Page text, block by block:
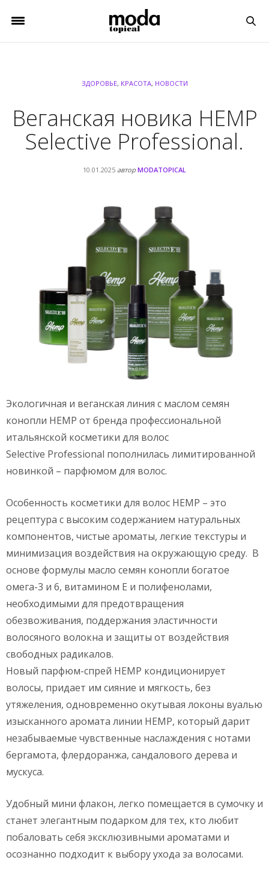
ЗДОРОВЬЕ, КРАСОТА, НОВОСТИ
Веганская новика HEMP
Selective Professional.
10.01.2025 автор MODATOPICAL
Экологичная и веганская линия с маслом семян
конопли HEMP от бренда профессиональной
итальянской косметики для волос
Selective Professional пополнилась лимитированной
новинкой – парфюмом для волос.
Особенность косметики для волос HEMP – это
рецептура с высоким содержанием натуральных
компонентов, чистые ароматы, легкие текстуры и
минимизация воздействия на окружающую среду. В
основе формулы масло семян конопли богатое
омега-3 и 6, витамином Е и полифенолами,
необходимыми для предотвращения
обезвоживания, поддержания эластичности
волосяного волокна и защиты от воздействия
свободных радикалов.
Новый парфюм-спрей HEMP кондиционирует
волосы, придает им сияние и мягкость, без
утяжеления, одновременно окутывая локоны вуалью
изысканного аромата линии HEMP, который дарит
незабываемые чувственные наслаждения с нотами
бергамота, флердоранжа, сандалового дерева и
мускуса.
Удобный мини флакон, легко помещается в сумочку и
станет элегантным подарком для тех, кто любит
побаловать себя эксклюзивными ароматами и
осознанно подходит к выбору ухода за волосами.